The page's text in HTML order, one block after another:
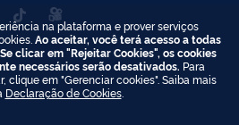
na plataforma e prover serviços
Ao aceitar, você terá acesso a todas
clicar em "Rejeitar Cookies", os cookies
necessários serão desativados. Para
clique em "Gerenciar cookies". Saiba mais
Declaração de Cookies.